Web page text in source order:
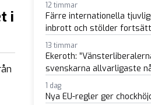
i
12 timmar
Färre internationella
inbrott och stölder
13 timmar
Ekeroth:
svenskarna allvarligaste
1 dag
Nya EU-regler ger